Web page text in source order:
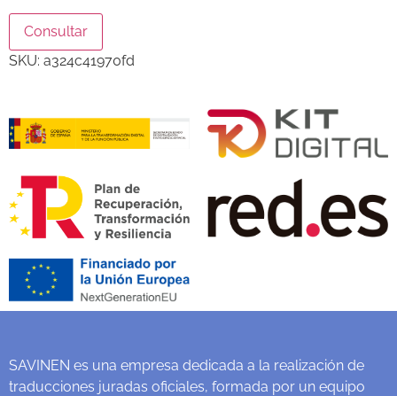
Consultar
SKU: a324c41970fd
SAVINEN es una empresa dedicada a la realización de
traducciones juradas oficiales, formada por un equipo